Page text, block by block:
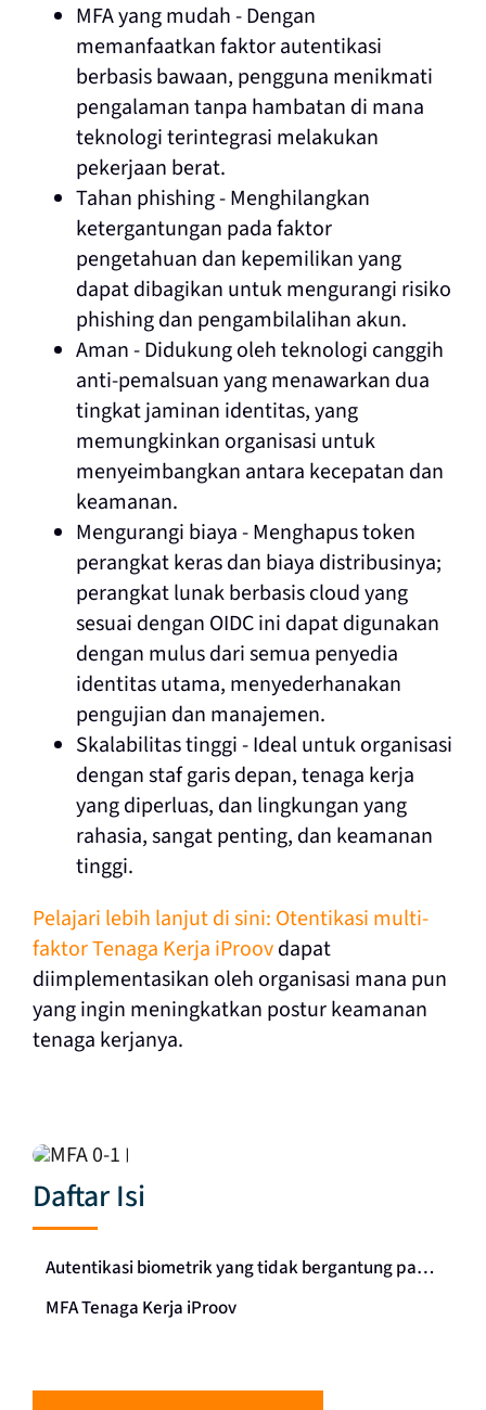
MFA yang mudah - Dengan
memanfaatkan faktor autentikasi
berbasis bawaan, pengguna menikmati
pengalaman tanpa hambatan di mana
teknologi terintegrasi melakukan
pekerjaan berat.
Tahan phishing - Menghilangkan
ketergantungan pada faktor
pengetahuan dan kepemilikan yang
dapat dibagikan untuk mengurangi risiko
phishing dan pengambilalihan akun.
Aman - Didukung oleh teknologi canggih
anti-pemalsuan yang menawarkan dua
tingkat jaminan identitas, yang
memungkinkan organisasi untuk
menyeimbangkan antara kecepatan dan
keamanan.
Mengurangi biaya - Menghapus token
perangkat keras dan biaya distribusinya;
perangkat lunak berbasis cloud yang
sesuai dengan OIDC ini dapat digunakan
dengan mulus dari semua penyedia
identitas utama, menyederhanakan
pengujian dan manajemen.
Skalabilitas tinggi - Ideal untuk organisasi
dengan staf garis depan, tenaga kerja
yang diperluas, dan lingkungan yang
rahasia, sangat penting, dan keamanan
tinggi.
Pelajari lebih lanjut di sini: Otentikasi multi-
faktor Tenaga Kerja iProovdapat
diimplementasikan oleh organisasi mana pun
yang ingin meningkatkan postur keamanan
tenaga kerjanya.
Daftar Isi
Autentikasi biometrik yang tidak bergantung pada perangkat mengurangi risiko pengambilalihan akun
MFA Tenaga Kerja iProov